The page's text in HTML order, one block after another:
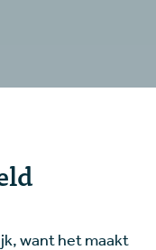
want het maakt